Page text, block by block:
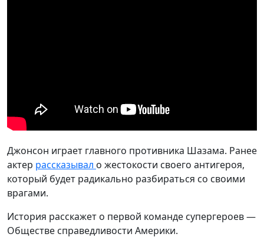
Джонсон играет главного противника Шазама. Ранее
актер рассказывал о жестокости своего антигероя,
который будет радикально разбираться со своими
врагами.
История расскажет о первой команде супергероев —
Обществе справедливости Америки.